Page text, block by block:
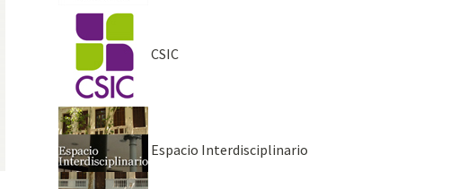
CSIC
Espacio Interdisciplinario